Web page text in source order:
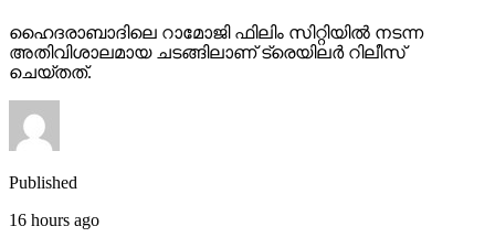
ഹൈദരാബാദിലെ റാമോജി ഫിലിം സിറ്റിയില്‍ നടന്ന
അതിവിശാലമായ ചടങ്ങിലാണ് ട്രെയിലര്‍ റിലീസ്
ചെയ്തത്.
Published
16 hours ago